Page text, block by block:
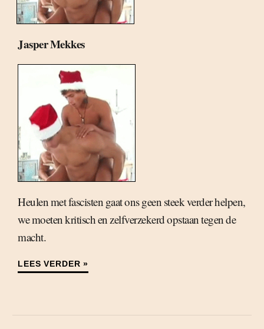
Jasper Mekkes
Heulen met fascisten gaat ons geen steek verder helpen,
we moeten kritisch en zelfverzekerd opstaan tegen de
macht.
LEES VERDER »